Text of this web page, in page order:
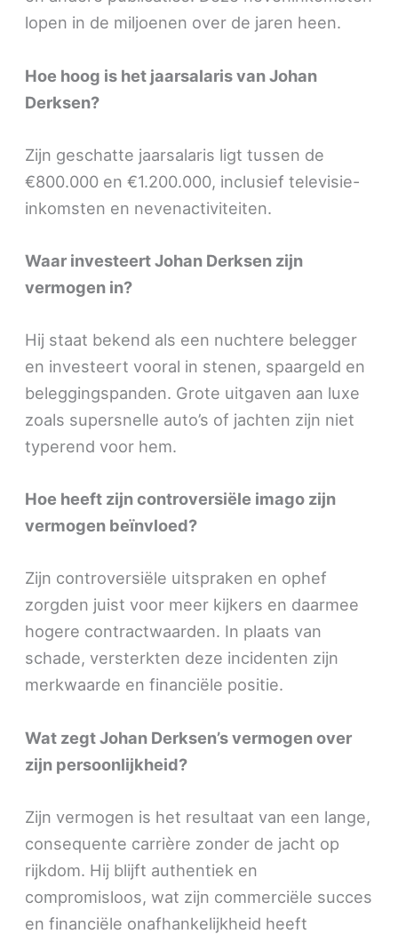
lopen in de miljoenen over de jaren heen.
Hoe hoog is het jaarsalaris van Johan
Derksen?
Zijn geschatte jaarsalaris ligt tussen de
€800.000 en €1.200.000, inclusief televisie-
inkomsten en nevenactiviteiten.
Waar investeert Johan Derksen zijn
vermogen in?
Hij staat bekend als een nuchtere belegger
en investeert vooral in stenen, spaargeld en
beleggingspanden. Grote uitgaven aan luxe
zoals supersnelle auto’s of jachten zijn niet
typerend voor hem.
Hoe heeft zijn controversiële imago zijn
vermogen beïnvloed?
Zijn controversiële uitspraken en ophef
zorgden juist voor meer kijkers en daarmee
hogere contractwaarden. In plaats van
schade, versterkten deze incidenten zijn
merkwaarde en financiële positie.
Wat zegt Johan Derksen’s vermogen over
zijn persoonlijkheid?
Zijn vermogen is het resultaat van een lange,
consequente carrière zonder de jacht op
rijkdom. Hij blijft authentiek en
compromisloos, wat zijn commerciële succes
en financiële onafhankelijkheid heeft